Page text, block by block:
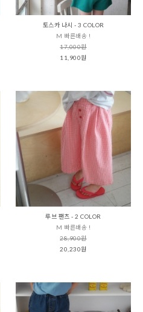
토스카 나시 - 3 COLOR
M 빠른배송 !
17,000원
11,900원
루브 팬츠 - 2 COLOR
M 빠른배송 !
28,900원
20,230원